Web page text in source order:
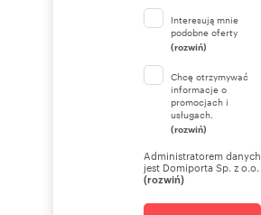
Interesują mnie
podobne oferty
(rozwiń)
Chcę otrzymywać
informacje o
promocjach i
usługach.
(rozwiń)
Administratorem danych
jest Domiporta Sp. z o.o.
(rozwiń)